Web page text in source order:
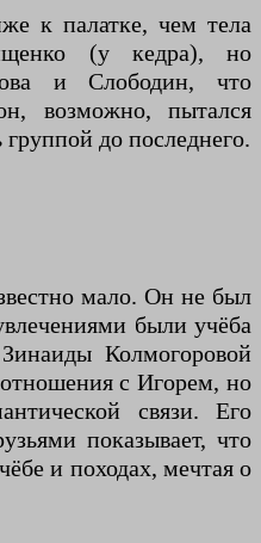
к палатке, чем тела
(у кедра), но
и Слободин, что
возможно, пытался
группой до последнего.
мало. Он не был
были учёба
Колмогоровой
с Игорем, но
связи. Его
показывает, что
и походах, мечтая о